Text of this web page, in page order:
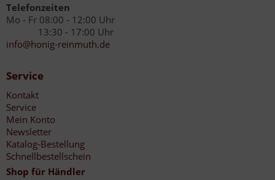
Telefonzeiten
Mo - Fr 08:00 - 12:00 Uhr
13:30 - 17:00 Uhr
info@honig-reinmuth.de
Service
Kontakt
Service
Mein Konto
Newsletter
Katalog-Bestellung
Schnellbestellschein
Shop für Händler